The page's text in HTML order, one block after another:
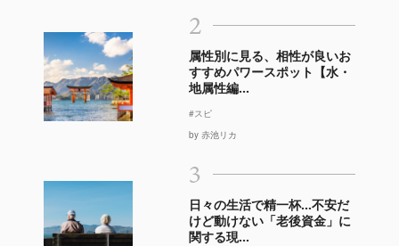
2
属性別に見る、相性が良いお
すすめパワースポット【水・
地属性編...
#スピ
by 赤池リカ
3
日々の生活で精一杯…不安だ
けど動けない「老後資金」に
関する現...